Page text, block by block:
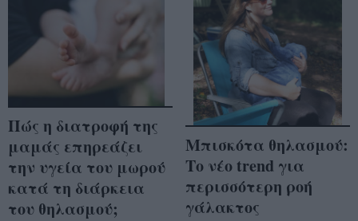
Πώς η διατροφή της
μαμάς επηρεάζει
την υγεία του μωρού
κατά τη διάρκεια
του θηλασμού;
Μπισκότα θηλασμού:
Το νέο trend για
περισσότερη ροή
γάλακτος